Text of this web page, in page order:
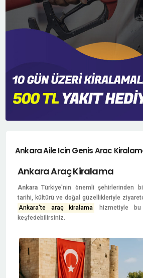
Ankara Aile Icin Genis Arac
Ankara Araç Kiralama
Ankara Türkiye'nin önemli şehirlerinden
tarihi, kültürü ve doğal güzellikleriyle
Ankara'te araç kiralama
hizmetiyle
keşfedebilirsiniz.